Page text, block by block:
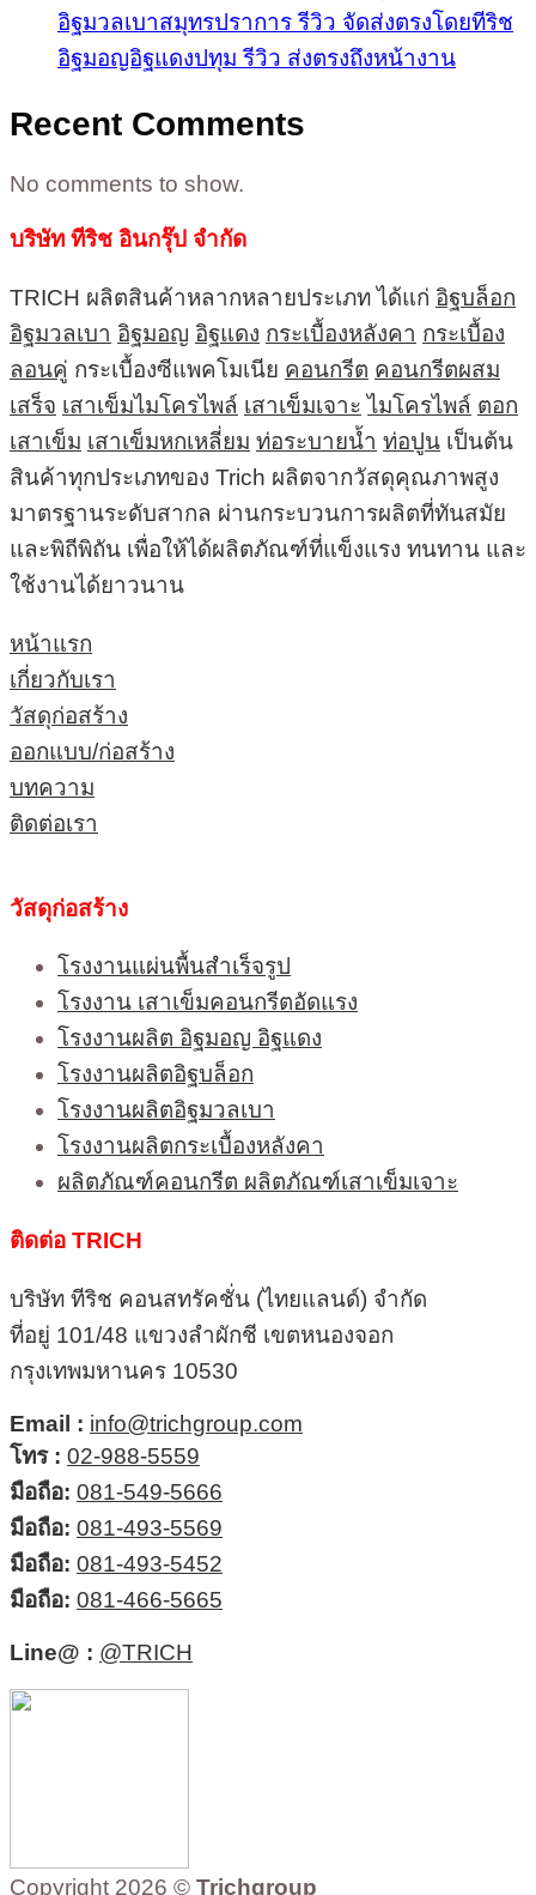
อิฐมวลเบาสมุทรปราการ รีวิว จัดส่งตรงโดยทีริช
อิฐมอญอิฐแดงปทุม รีวิว ส่งตรงถึงหน้างาน
Recent Comments
No comments to show.
บริษัท ทีริช อินกรุ๊ป จำกัด
TRICH ผลิตสินค้าหลากหลายประเภท ได้แก่ อิฐบล็อก
อิฐมวลเบา อิฐมอญ อิฐแดง กระเบื้องหลังคา กระเบื้อง
ลอนคู่ กระเบื้องซีแพคโมเนีย คอนกรีต คอนกรีตผสม
เสร็จ เสาเข็มไมโครไพล์ เสาเข็มเจาะ ไมโครไพล์ ตอก
เสาเข็ม เสาเข็มหกเหลี่ยม ท่อระบายน้ำ ท่อปูน เป็นต้น
สินค้าทุกประเภทของ Trich ผลิตจากวัสดุคุณภาพสูง
มาตรฐานระดับสากล ผ่านกระบวนการผลิตที่ทันสมัย
และพิถีพิถัน เพื่อให้ได้ผลิตภัณฑ์ที่แข็งแรง ทนทาน และ
ใช้งานได้ยาวนาน
หน้าแรก
เกี่ยวกับเรา
วัสดุก่อสร้าง
ออกแบบ/ก่อสร้าง
บทความ
ติดต่อเรา
วัสดุก่อสร้าง
โรงงานแผ่นพื้นสำเร็จรูป
โรงงาน เสาเข็มคอนกรีตอัดแรง
โรงงานผลิต อิฐมอญ อิฐแดง
โรงงานผลิตอิฐบล็อก
โรงงานผลิตอิฐมวลเบา
โรงงานผลิตกระเบื้องหลังคา
ผลิตภัณฑ์คอนกรีต ผลิตภัณฑ์เสาเข็มเจาะ
ติดต่อ TRICH
บริษัท ทีริช คอนสทรัคชั่น (ไทยแลนด์) จำกัด
ที่อยู่ 101/48 แขวงลำผักชี เขตหนองจอก
กรุงเทพมหานคร 10530
Email : info@trichgroup.com
โทร : 02-988-5559
มือถือ: 081-549-5666
มือถือ: 081-493-5569
มือถือ: 081-493-5452
มือถือ: 081-466-5665
Line@ : @TRICH
Copyright 2026 © Trichgroup